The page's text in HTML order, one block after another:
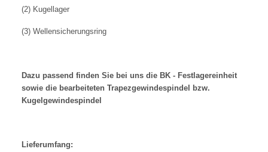
(2) Kugellager
(3) Wellensicherungsring
Dazu passend finden Sie bei uns die BK - Festlagereinheit
sowie die bearbeiteten Trapezgewindespindel bzw.
Kugelgewindespindel
Lieferumfang: